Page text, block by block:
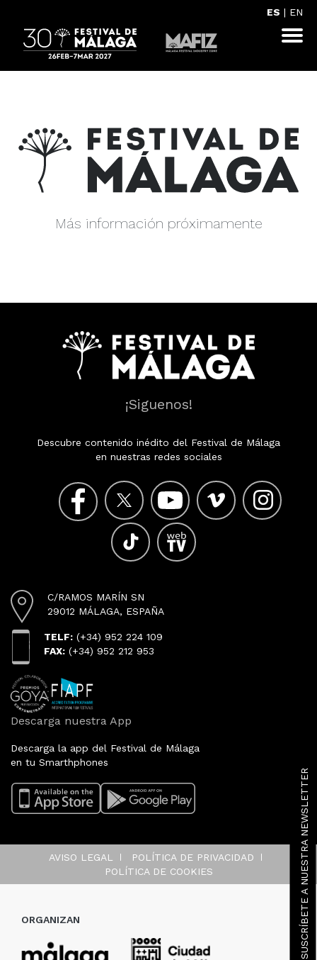
SUSCRÍBETE A NUESTRA NEWSLETTER
ES | EN
Más información próximamente
¡Siguenos!
Descubre contenido inédito del Festival de Málaga
en nuestras redes sociales
C/RAMOS MARÍN SN
29012 MÁLAGA, ESPAÑA
TELF: (+34) 952 224 109
FAX: (+34) 952 212 953
Descarga nuestra App
Descarga la app del Festival de Málaga
en tu Smarthphones
AVISO LEGAL
POLÍTICA DE PRIVACIDAD
POLÍTICA DE COOKIES
ORGANIZAN